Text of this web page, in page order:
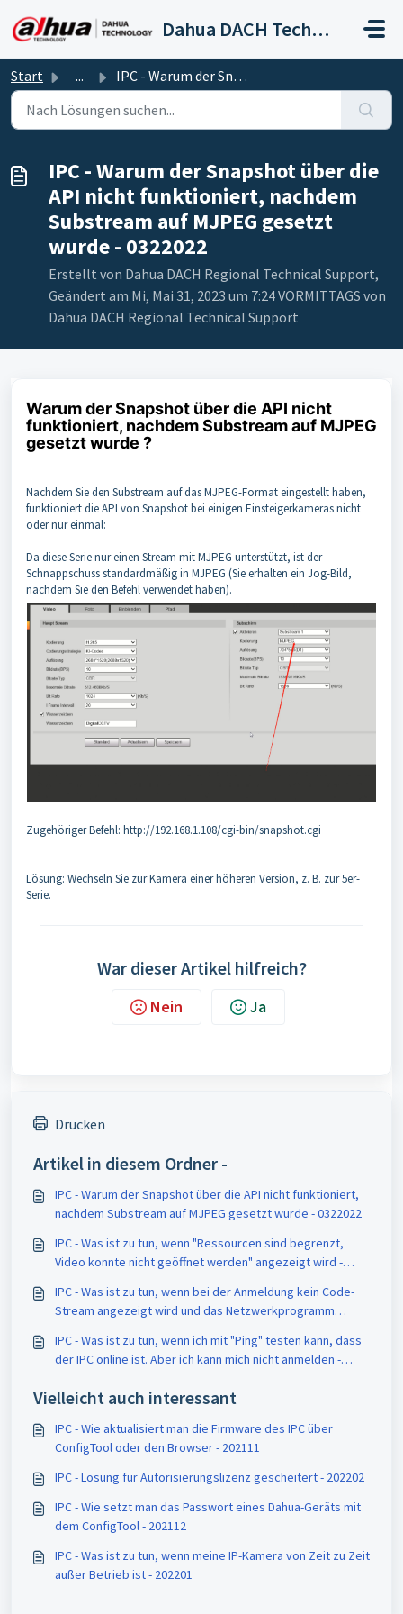
Dahua DACH Technical Support
Start ... IPC - Warum der Snapshot über die API nicht funktioniert,...
IPC - Warum der Snapshot über die
API nicht funktioniert, nachdem
Substream auf MJPEG gesetzt
wurde - 0322022
Erstellt von Dahua DACH Regional Technical Support,
Geändert am Mi, Mai 31, 2023 um 7:24 VORMITTAGS von
Dahua DACH Regional Technical Support
Warum der Snapshot über die API nicht
funktioniert, nachdem Substream auf MJPEG
gesetzt wurde ?
Nachdem Sie den Substream auf das MJPEG-Format eingestellt haben,
funktioniert die API von Snapshot bei einigen Einsteigerkameras nicht
oder nur einmal:
Da diese Serie nur einen Stream mit MJPEG unterstützt, ist der
Schnappschuss standardmäßig in MJPEG (Sie erhalten ein Jog-Bild,
nachdem Sie den Befehl verwendet haben).
Zugehöriger Befehl: http://192.168.1.108/cgi-bin/snapshot.cgi
Lösung: Wechseln Sie zur Kamera einer höheren Version, z. B. zur 5er-
Serie.
War dieser Artikel hilfreich?
Nein Ja
Drucken
Artikel in diesem Ordner -
IPC - Warum der Snapshot über die API nicht funktioniert,
nachdem Substream auf MJPEG gesetzt wurde - 0322022
IPC - Was ist zu tun, wenn "Ressourcen sind begrenzt,
Video konnte nicht geöffnet werden" angezeigt wird -
IPC - Was ist zu tun, wenn bei der Anmeldung kein Code-
Stream angezeigt wird und das Netzwerkprogramm
IPC - Was ist zu tun, wenn ich mit "Ping" testen kann, dass
der IPC online ist. Aber ich kann mich nicht anmelden -
Vielleicht auch interessant
IPC - Wie aktualisiert man die Firmware des IPC über
ConfigTool oder den Browser - 202111
IPC - Lösung für Autorisierungslizenz gescheitert - 202202
IPC - Wie setzt man das Passwort eines Dahua-Geräts mit
dem ConfigTool - 202112
IPC - Was ist zu tun, wenn meine IP-Kamera von Zeit zu Zeit
außer Betrieb ist - 202201